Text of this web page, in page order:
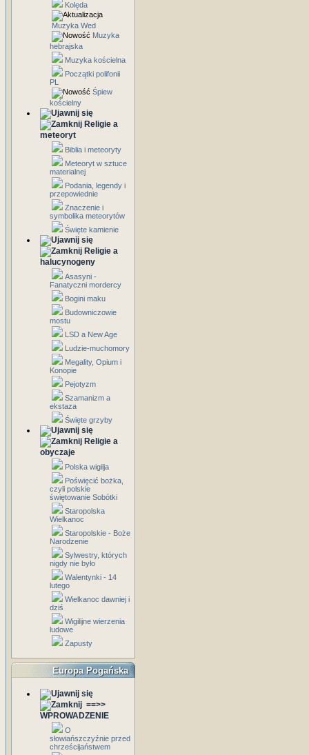
Kolęda
Muzyka Wed
Muzyka
hebrajska
Muzyka kościelna
Początki polifonii
PL
Śpiew
kościelny
Religie a
meteoryt
Biblia i meteoryty
Meteoryt w sztuce
materialnej
Podania, legendy i
przepowiednie
Znaczenie i
symbolika meteorytów
Święte kamienie
Religie a
halucynogeny
Asasyni -
Fanatyczni mordercy
Bogini maku
Budowniczowie
mostu
LSD a New Age
Ludzie-muchomory
Megality, Opium i
Konopie
Pejotyzm
Szamanizm a
ekstaza
Święte grzyby
Religie a
obyczaje
Polska wigilja
Poświęcić bożka,
czyli polskie
świętowanie Sobótki
Staropolska
Wielkanoc
Staropolskie - Boże
Narodzenie
Sylwestry, których
nigdy nie było
Walentynki - 14
lutego
Wielkanoc dawniej i
dziś
Wigilijne wierzenia
ludowe
Zapusty
Europa Pogańska
==>>
WPROWADZENIE
O
słowiańszczyźnie przed
chrześcijaństwem